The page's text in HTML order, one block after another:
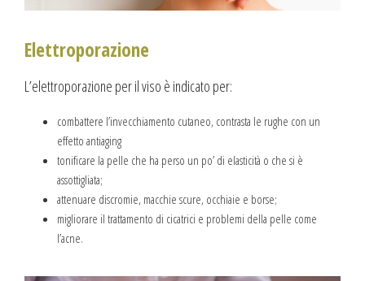
Elettroporazione
L’elettroporazione per il viso è indicato per:
combattere l’invecchiamento cutaneo, contrasta le rughe con un
effetto antiaging
tonificare la pelle che ha perso un po’ di elasticità o che si è
assottigliata;
attenuare discromie, macchie scure, occhiaie e borse;
migliorare il trattamento di cicatrici e problemi della pelle come
l’acne.